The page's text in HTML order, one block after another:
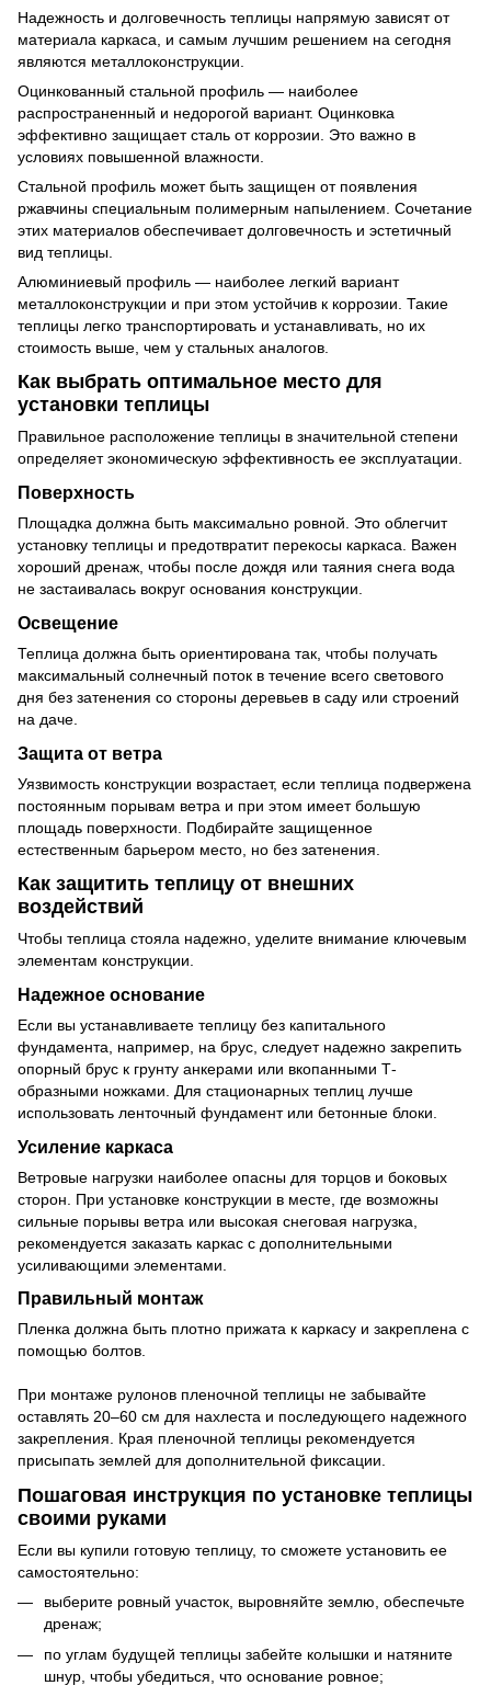
Надежность и долговечность теплицы напрямую зависят от
материала каркаса, и самым лучшим решением на сегодня
являются металлоконструкции.
Оцинкованный стальной профиль — наиболее
распространенный и недорогой вариант. Оцинковка
эффективно защищает сталь от коррозии. Это важно в
условиях повышенной влажности.
Стальной профиль может быть защищен от появления
ржавчины специальным полимерным напылением. Сочетание
этих материалов обеспечивает долговечность и эстетичный
вид теплицы.
Алюминиевый профиль — наиболее легкий вариант
металлоконструкции и при этом устойчив к коррозии. Такие
теплицы легко транспортировать и устанавливать, но их
стоимость выше, чем у стальных аналогов.
Как выбрать оптимальное место для
установки теплицы
Правильное расположение теплицы в значительной степени
определяет экономическую эффективность ее эксплуатации.
Поверхность
Площадка должна быть максимально ровной. Это облегчит
установку теплицы и предотвратит перекосы каркаса. Важен
хороший дренаж, чтобы после дождя или таяния снега вода
не застаивалась вокруг основания конструкции.
Освещение
Теплица должна быть ориентирована так, чтобы получать
максимальный солнечный поток в течение всего светового
дня без затенения со стороны деревьев в саду или строений
на даче.
Защита от ветра
Уязвимость конструкции возрастает, если теплица подвержена
постоянным порывам ветра и при этом имеет большую
площадь поверхности. Подбирайте защищенное
естественным барьером место, но без затенения.
Как защитить теплицу от внешних
воздействий
Чтобы теплица стояла надежно, уделите внимание ключевым
элементам конструкции.
Надежное основание
Если вы устанавливаете теплицу без капитального
фундамента, например, на брус, следует надежно закрепить
опорный брус к грунту анкерами или вкопанными Т-
образными ножками. Для стационарных теплиц лучше
использовать ленточный фундамент или бетонные блоки.
Усиление каркаса
Ветровые нагрузки наиболее опасны для торцов и боковых
сторон. При установке конструкции в месте, где возможны
сильные порывы ветра или высокая снеговая нагрузка,
рекомендуется заказать каркас с дополнительными
усиливающими элементами.
Правильный монтаж
Пленка должна быть плотно прижата к каркасу и закреплена с
помощью болтов.
При монтаже рулонов пленочной теплицы не забывайте
оставлять 20–60 см для нахлеста и последующего надежного
закрепления. Края пленочной теплицы рекомендуется
присыпать землей для дополнительной фиксации.
Пошаговая инструкция по установке теплицы
своими руками
Если вы купили готовую теплицу, то сможете установить ее
самостоятельно:
выберите ровный участок, выровняйте землю, обеспечьте
дренаж;
по углам будущей теплицы забейте колышки и натяните
шнур, чтобы убедиться, что основание ровное;